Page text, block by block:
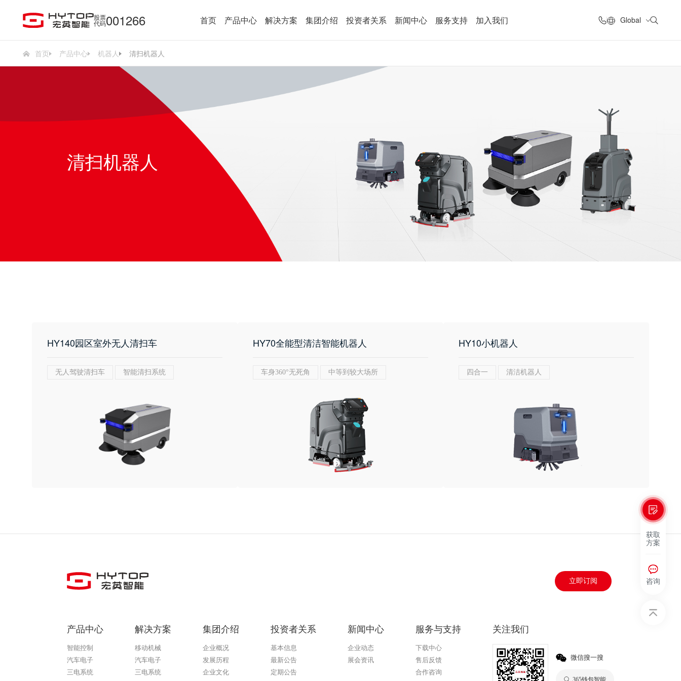
股票
代码001266 首页 产品中心 解决方案 集团介绍 投资者关系 新闻中心 服务支持 加入我们 Global
首页 产品中心 机器人 清扫机器人
清扫机器人
HY140园区室外无人清扫车
无人驾驶清扫车 智能清扫系统
HY70全能型清洁智能机器人
车身360°无死角 中等到较大场所
HY10小机器人
四合一 清洁机器人
获取
方案
咨询
立即订阅
产品中心
智能控制
汽车电子
三电系统
解决方案
移动机械
汽车电子
三电系统
集团介绍
企业概况
发展历程
企业文化
投资者关系
基本信息
最新公告
定期公告
新闻中心
企业动态
展会资讯
服务与支持
下载中心
售后反馈
合作咨询
关注我们
微信搜一搜
365钱包智能